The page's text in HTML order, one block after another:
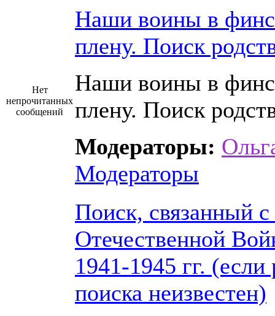
Нет
непрочитанных
сообщений
Наши воины в
плену. Поиск
Наши воины в
плену. Поиск
Модераторы:
Модераторы
Поиск, связанный
Отечественной
1941-1945 гг. (если
поиска неизвестен)